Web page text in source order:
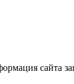
сайта